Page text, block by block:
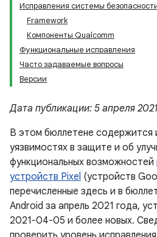
Исправления системы
Framework
Компоненты Qualcomm
Функциональные исправления
Часто задаваемые вопросы
Версии
Дата публикации: 5 апреля
В этом бюллетене содержится
уязвимостях в защите и об
функциональных возможностей
устройств Pixel (устройств
перечисленные здесь и в
Android за апрель 2021 года,
2021-04-05 и более новых.